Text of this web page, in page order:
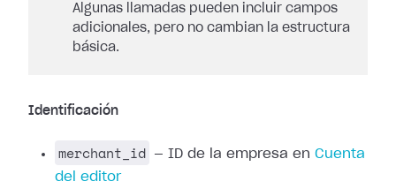
Algunas llamadas pueden incluir campos
adicionales, pero no cambian la estructura
básica.
Identificación
merchant_id — ID de la empresa en Cuenta
del editor